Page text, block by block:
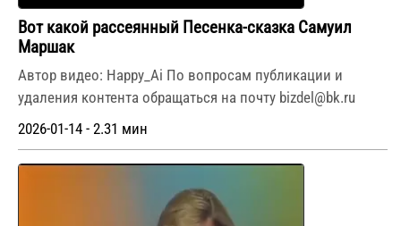
Вот какой рассеянный Песенка-сказка Самуил
Маршак
Автор видео: Happy_Ai По вопросам публикации и
удаления контента обращаться на почту bizdel@bk.ru
2026-01-14 - 2.31 мин